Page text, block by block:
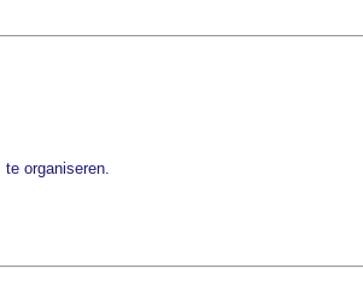
organiseren.